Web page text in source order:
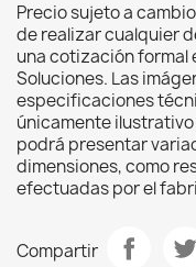
Precio sujeto a
de realizar cualquier
una cotización formal
Soluciones. Las
especificaciones
únicamente
podrá presentar
dimensiones, como
efectuadas por el
Compartir